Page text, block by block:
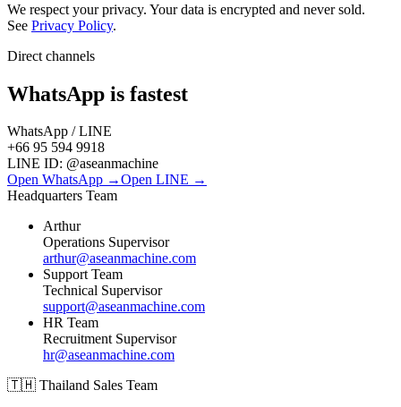
We respect your privacy. Your data is encrypted and never sold.
See Privacy Policy.
Direct channels
WhatsApp is fastest
WhatsApp / LINE
+66 95 594 9918
LINE ID: @aseanmachine
Open WhatsApp →Open LINE →
Headquarters Team
Arthur
Operations Supervisor
arthur@aseanmachine.com
Support Team
Technical Supervisor
support@aseanmachine.com
HR Team
Recruitment Supervisor
hr@aseanmachine.com
🇹🇭 Thailand Sales Team